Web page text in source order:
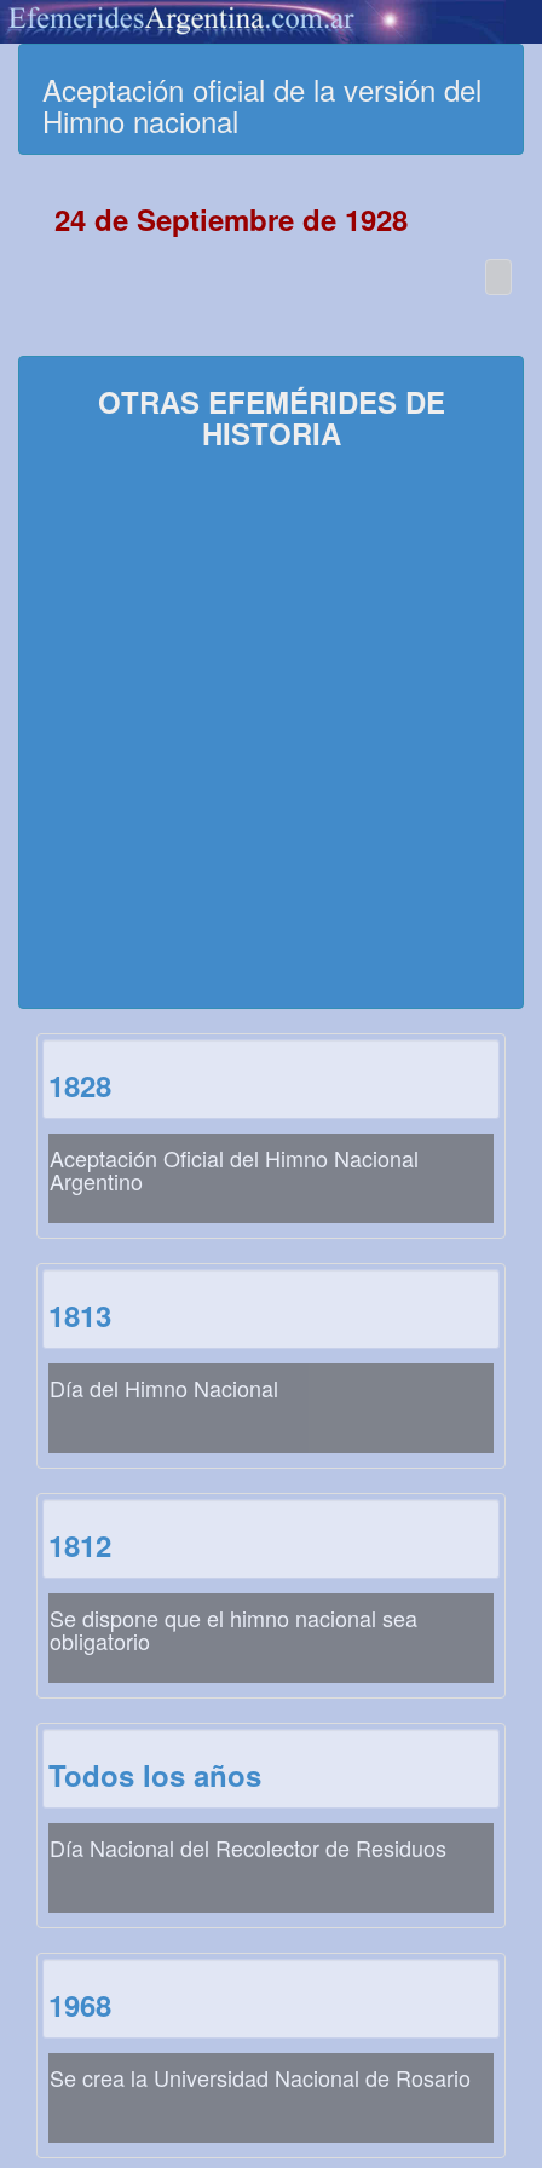
Aceptación oficial de la versión del
Himno nacional
24 de Septiembre de 1928
OTRAS EFEMÉRIDES DE
HISTORIA
1828
Aceptación Oficial del Himno Nacional
Argentino
1813
Día del Himno Nacional
1812
Se dispone que el himno nacional sea
obligatorio
Todos los años
Día Nacional del Recolector de Residuos
1968
Se crea la Universidad Nacional de Rosario